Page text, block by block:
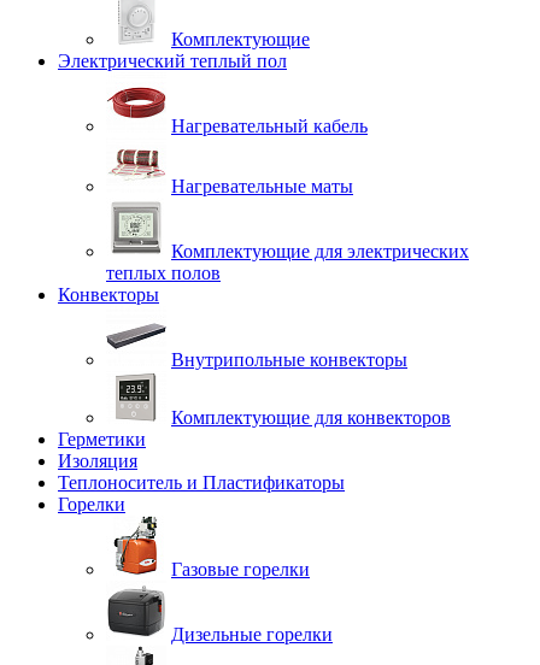
Комплектующие
Электрический теплый пол
Нагревательный кабель
Нагревательные маты
Комплектующие для электрических
теплых полов
Конвекторы
Внутрипольные конвекторы
Комплектующие для конвекторов
Герметики
Изоляция
Теплоноситель и Пластификаторы
Горелки
Газовые горелки
Дизельные горелки